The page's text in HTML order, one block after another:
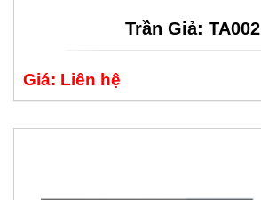
Trần Giả: TA002
Giá: Liên hệ